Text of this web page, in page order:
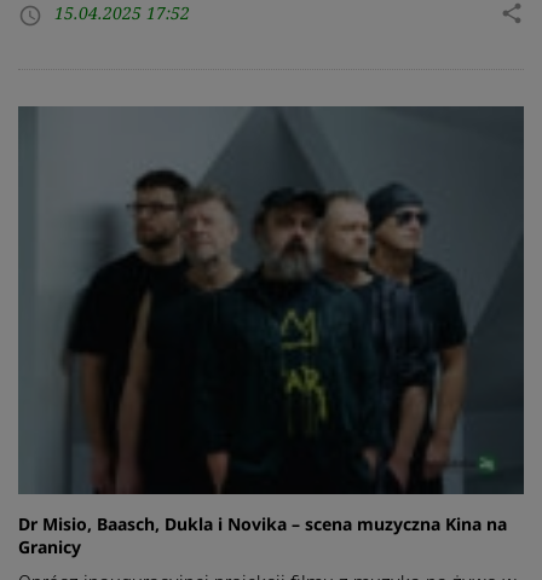
access_time 15.04.2025 17:52 share
Dr Misio, Baasch, Dukla i Novika – scena muzyczna Kina na
Granicy